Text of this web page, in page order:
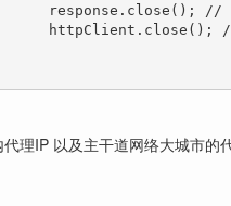
理IP 以及主干道网络大城市的